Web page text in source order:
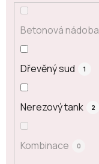
Betonová nádoba
Dřevěný sud 1
Nerezový tank 2
Kombinace 0